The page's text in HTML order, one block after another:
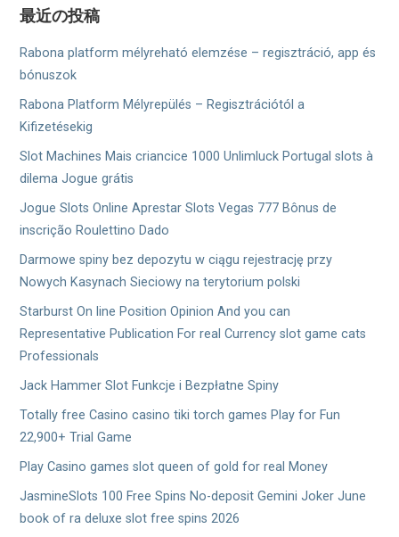
ー
シ
ョ
ン
最近の投稿
Rabona platform mélyreható elemzése – regisztráció, app és
bónuszok
Rabona Platform Mélyrepülés – Regisztrációtól a
Kifizetésekig
Slot Machines Mais criancice 1000 Unlimluck Portugal slots à
dilema Jogue grátis
Jogue Slots Online Aprestar Slots Vegas 777 Bônus de
inscrição Roulettino Dado
Darmowe spiny bez depozytu w ciągu rejestrację przy
Nowych Kasynach Sieciowy na terytorium polski
Starburst On line Position Opinion And you can
Representative Publication For real Currency slot game cats
Professionals
Jack Hammer Slot Funkcje i Bezpłatne Spiny
Totally free Casino casino tiki torch games Play for Fun
22,900+ Trial Game
Play Casino games slot queen of gold for real Money
JasmineSlots 100 Free Spins No-deposit Gemini Joker June
book of ra deluxe slot free spins 2026